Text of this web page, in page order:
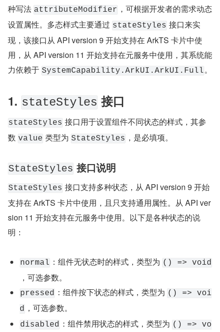
种写法 ​ ​attributeModifier​ ​​，可根据开发者的需求动态
设置属性。多态样式主要通过 ​ ​stateStyles​ ​​ 接口来实
现，该接口从 API version 9 开始支持在 ArkTS 卡片中使
用，从 API version 11 开始支持在元服务中使用，其系统能
力依赖于 ​ ​SystemCapability.ArkUI.ArkUI.Full​​。
1. ​ ​stateStyles​ ​ 接口
​stateStyles​ ​​ 接口用于设置组件不同状态的样式，其参
数 ​ ​value​ ​​ 类型为 ​ ​StateStyles​ ​，是必填项。
​StateStyles​ ​ 接口说明
​StateStyles​ ​ 接口支持多种状态，从 API version 9 开始
支持在 ArkTS 卡片中使用，且只支持通用属性。从 API ver
sion 11 开始支持在元服务中使用。以下是各种状态的说
明：
​normal​ ​​：组件无状态时的样式，类型为 ​ ​() => void​
，可选参数。
​pressed​ ​​：组件按下状态的样式，类型为 ​ ​() => voi
d​ ​，可选参数。
​disabled​ ​​：组件禁用状态的样式，类型为 ​ ​() => vo